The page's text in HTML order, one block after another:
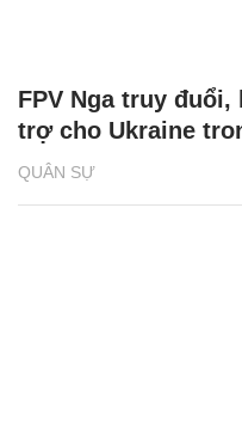
QUÂN SỰ
FPV Nga truy đuổi,
trợ cho Ukraine